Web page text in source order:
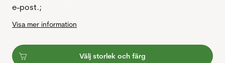
e-post.;
Visa mer information
Välj storlek och färg